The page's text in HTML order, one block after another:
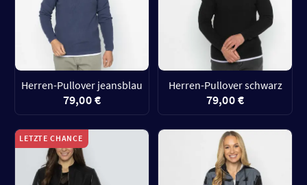
Herren-Pullover jeansblau
79,00 €
Herren-Pullover schwarz
79,00 €
LETZTE CHANCE